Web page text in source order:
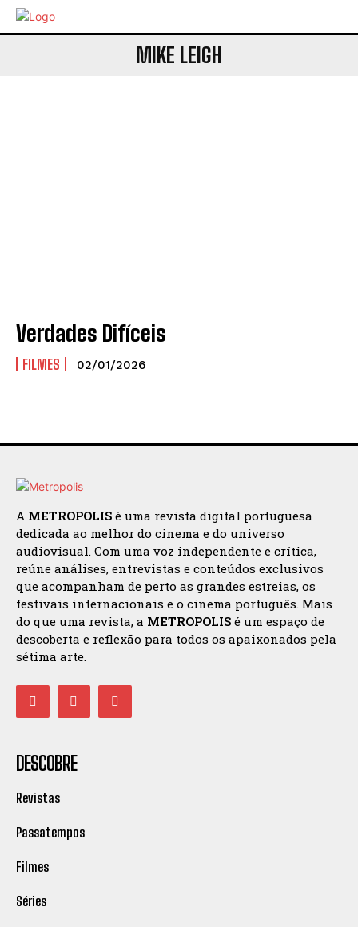
MIKE LEIGH
Verdades Difíceis
FILMES 02/01/2026
A METROPOLIS é uma revista digital portuguesa
dedicada ao melhor do cinema e do universo
audiovisual. Com uma voz independente e crítica,
reúne análises, entrevistas e conteúdos exclusivos
que acompanham de perto as grandes estreias, os
festivais internacionais e o cinema português. Mais
do que uma revista, a METROPOLIS é um espaço de
descoberta e reflexão para todos os apaixonados pela
sétima arte.
DESCOBRE
Revistas
Passatempos
Filmes
Séries